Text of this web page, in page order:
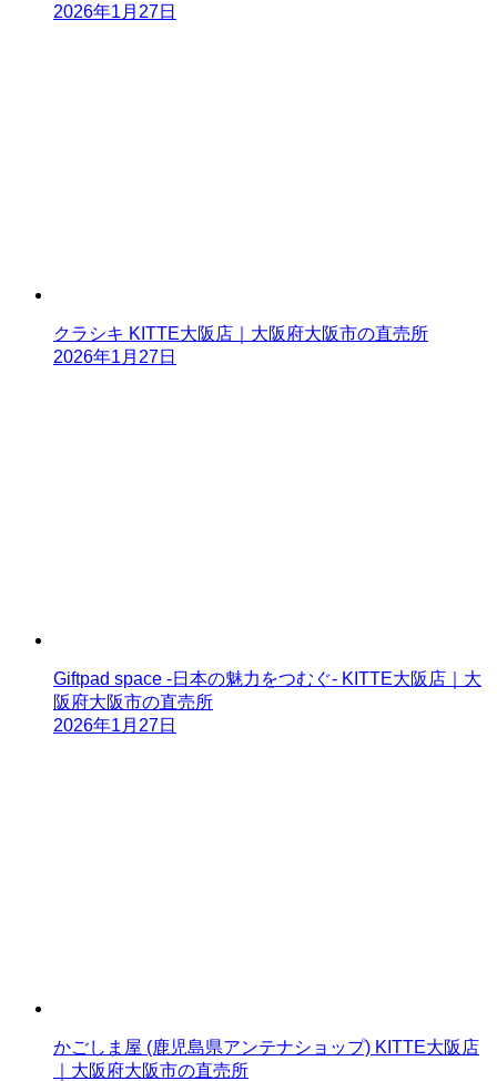
2026年1月27日
クラシキ KITTE大阪店｜大阪府大阪市の直売所
2026年1月27日
Giftpad space -日本の魅力をつむぐ- KITTE大阪店｜大
阪府大阪市の直売所
2026年1月27日
かごしま屋 (鹿児島県アンテナショップ) KITTE大阪店
｜大阪府大阪市の直売所